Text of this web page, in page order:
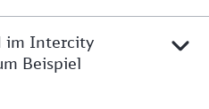
im Intercity
Beispiel